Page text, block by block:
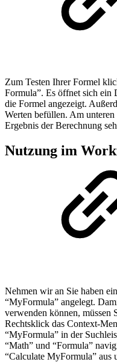
Zum Testen Ihrer Formel
Formula”. Es öffnet sich
die Formel angezeigt.
Werten befüllen. Am
Ergebnis der Berechnung
Nutzung im
Nehmen wir an Sie haben
“MyFormula” angelegt.
verwenden können, müssen
Rechtsklick das Context-
“MyFormula” in der
“Math” und “Formula”
“Calculate MyFormula”